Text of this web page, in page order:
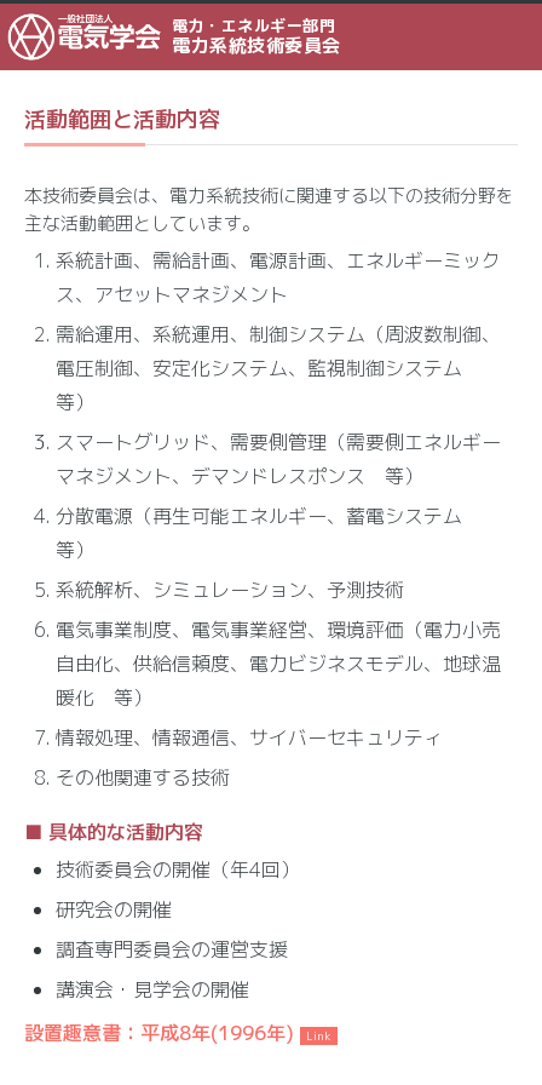
電力・エネルギー部門
電力系統技術委員会
活動範囲と活動内容
本技術委員会は、電力系統技術に関連する以下の技術分野を
主な活動範囲としています。
系統計画、需給計画、電源計画、エネルギーミック
ス、アセットマネジメント
需給運用、系統運用、制御システム（周波数制御、
電圧制御、安定化システム、監視制御システム
等）
スマートグリッド、需要側管理（需要側エネルギー
マネジメント、デマンドレスポンス 等）
分散電源（再生可能エネルギー、蓄電システム
等）
系統解析、シミュレーション、予測技術
電気事業制度、電気事業経営、環境評価（電力小売
自由化、供給信頼度、電力ビジネスモデル、地球温
暖化 等）
情報処理、情報通信、サイバーセキュリティ
その他関連する技術
具体的な活動内容
技術委員会の開催（年4回）
研究会の開催
調査専門委員会の運営支援
講演会・見学会の開催
設置趣意書：平成8年(1996年)